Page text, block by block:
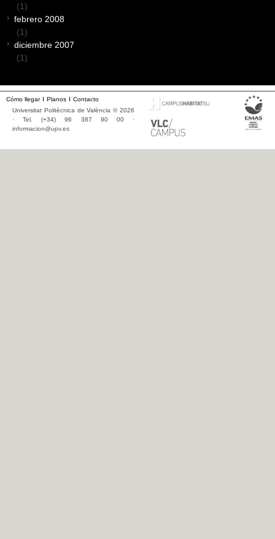
(1)
febrero 2008
(1)
diciembre 2007
(1)
Cómo llegar Planos
Contacto
Universitat Politècnica de València © 2026
· Tel. (+34) 96 387 90 00 ·
informacion@upv.es